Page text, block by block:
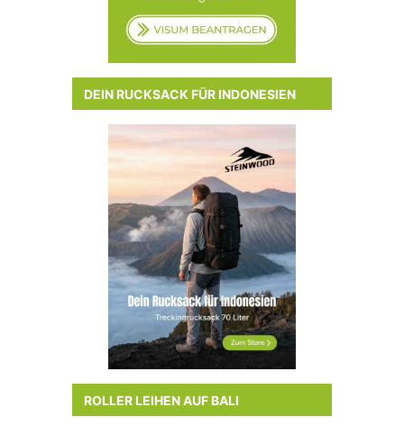
DEIN RUCKSACK FÜR INDONESIEN
ROLLER LEIHEN AUF BALI